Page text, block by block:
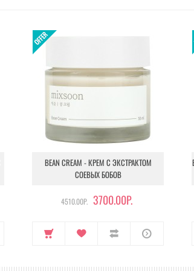
BEAN CREAM - КРЕМ С ЭКСТРАКТОМ
СОЕВЫХ БОБОВ
4510.00Р. 3700.00Р.